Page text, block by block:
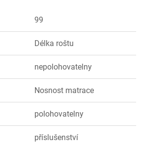
99
Délka roštu
nepolohovatelny
Nosnost matrace
polohovatelny
příslušenství